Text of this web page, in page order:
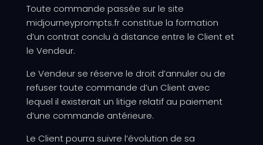
Toute commande passée sur le site
midjourneyprompts.fr constitue la formation
d’un contrat conclu à distance entre le Client et
le Vendeur.
Le Vendeur se réserve le droit d’annuler ou de
refuser toute commande d’un Client avec
lequel il existerait un litige relatif au paiement
d’une commande antérieure.
Le Client pourra suivre l’évolution de sa